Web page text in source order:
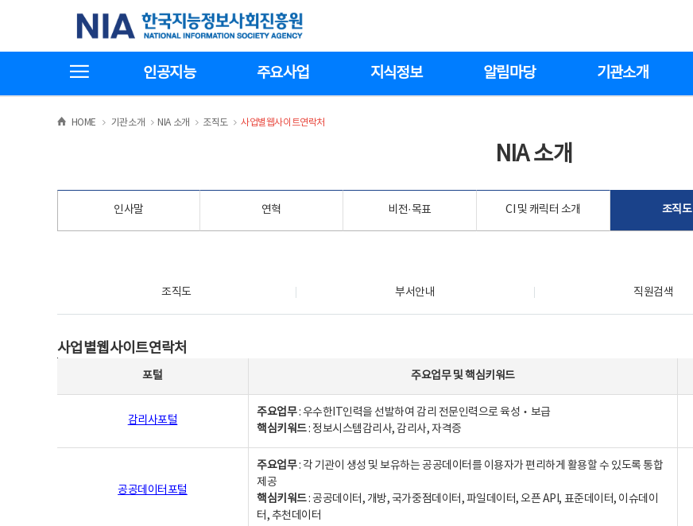
기
한국지능정보사회진흥원
인공지능 주요사업 지식정보 알림마당 기관소개
HOME >
기관소개 >NIA 소개 >
조직도 >
사업별웹사이트연락처
NIA 소개
인사말 연혁 비전·목표 CI 및 캐릭터 소개 조직도
조직도 부서안내 직원검색
사업별웹사이트연락처
포털 주요업무및핵심키워드
감리사포털
주요업무: 우수한IT인력을 선발하여 감리 전문인력으로 육성‧보급
핵심키워드: 정보시스템감리사, 감리사, 자격증
공공데이터포털
주요업무: 각 기관이 생성 및 보유하는 공공데이터를 이용자가 편리하게 활용할 수 있도록 통합
제공
핵심키워드: 공공데이터, 개방, 국가중점데이터, 파일데이터, 오픈 API, 표준데이터, 이슈데이
터, 추천데이터